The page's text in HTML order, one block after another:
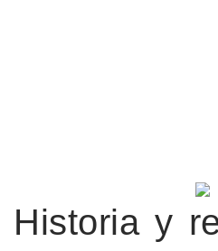
Historia y